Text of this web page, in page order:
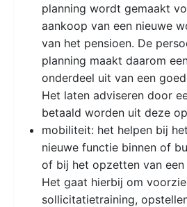
planning wordt gemaakt
aankoop van een nieuwe
van het pensioen. De
planning maakt daarom
onderdeel uit van een
Het laten adviseren door
betaald worden uit deze
mobiliteit: het helpen bij
nieuwe functie binnen of
of bij het opzetten van een
Het gaat hierbij om
sollicitatietraining,